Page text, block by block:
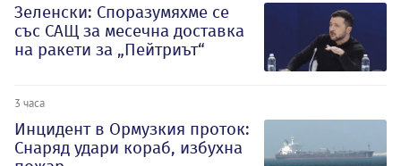
Зеленски: Споразумяхме се
със САЩ за месечна доставка
на ракети за „Пейтриът“
3 часа
Инцидент в Ормузкия проток:
Снаряд удари кораб, избухна